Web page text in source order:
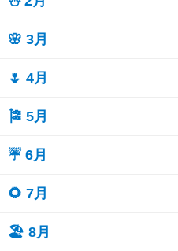
🌸 3月
🌷 4月
🎏 5月
☔ 6月
🌻 7月
🏖 8月